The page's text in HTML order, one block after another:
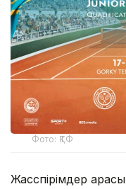
Фото: ҚТФ
Жасөспірімдер